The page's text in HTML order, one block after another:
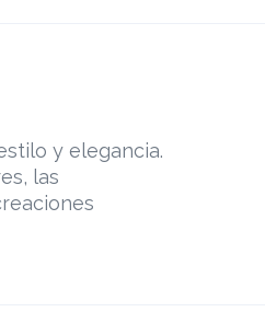
y elegancia.
las